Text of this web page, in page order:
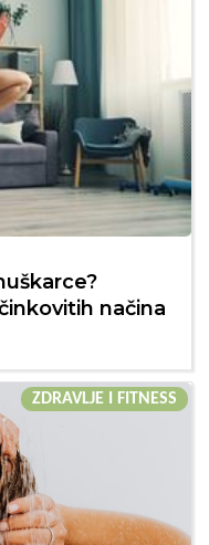
načina
ZDRAVLJE I FITNESS